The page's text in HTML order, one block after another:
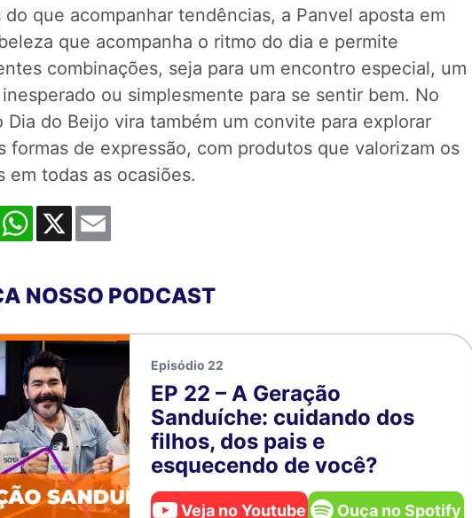
do que acompanhar tendências, a Panvel aposta em
que acompanha o ritmo do dia e permite
combinações, seja para um encontro especial, um
ou simplesmente para se sentir bem. No
Dia do Beijo vira também um convite para explorar
formas de expressão, com produtos que valorizam os
em todas as ocasiões.
WhatsApp
X
NOSSO PODCAST
Episódio 22
EP 22 – A Geração
Sanduíche: cuidando dos
filhos, dos pais e
esquecendo de você?
Veja no Youtube Ouça no Spotify